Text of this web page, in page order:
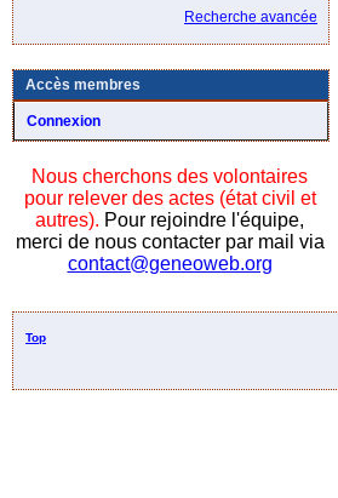
Recherche avancée
Accès membres
Connexion
Nous cherchons des volontaires
pour relever des actes (état civil et
autres). Pour rejoindre l'équipe,
merci de nous contacter par mail via
contact@geneoweb.org
Top